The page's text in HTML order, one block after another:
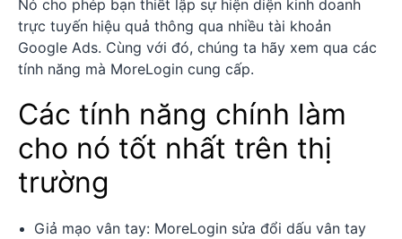
Nó cho phép bạn thiết lập sự hiện diện kinh doanh
trực tuyến hiệu quả thông qua nhiều tài khoản
Google Ads. Cùng với đó, chúng ta hãy xem qua các
tính năng mà MoreLogin cung cấp.
Các tính năng chính làm
cho nó tốt nhất trên thị
trường
Giả mạo vân tay: MoreLogin sửa đổi dấu vân tay